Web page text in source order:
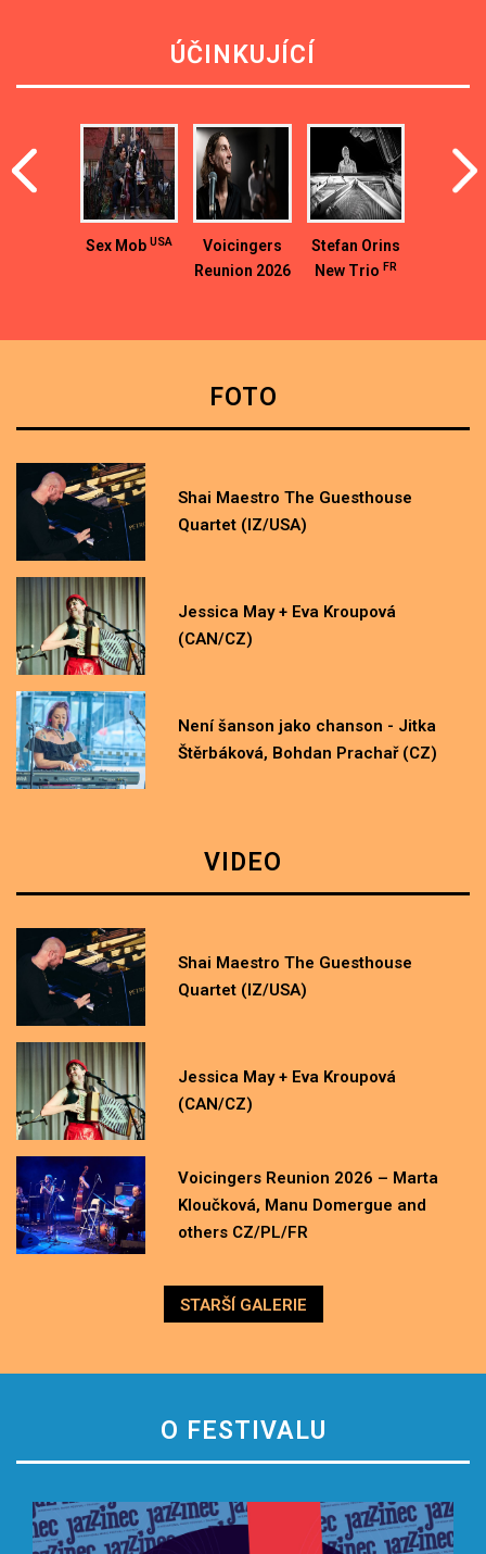
ÚČINKUJÍCÍ
Sex Mob USA
Voicingers
Reunion 2026
Manu
and others
Stefan Orins
New TrioFR
FOTO
Shai Maestro The Guesthouse
Quartet (IZ/USA)
Jessica May + Eva Kroupová
(CAN/CZ)
Není šanson jako chanson - Jitka
Štěrbáková, Bohdan Prachař (CZ)
VIDEO
Shai Maestro The Guesthouse
Quartet (IZ/USA)
Jessica May + Eva Kroupová
(CAN/CZ)
Voicingers Reunion 2026 – Marta
Kloučková, Manu Domergue and
others CZ/PL/FR
STARŠÍ GALERIE
O FESTIVALU